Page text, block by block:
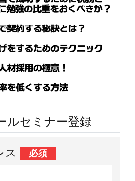
ルセミナー登録
ス 必須